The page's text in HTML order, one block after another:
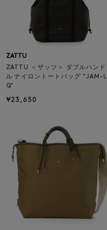
ZATTU
ZATTU ＜ザッツ＞ ダブルハンド
ル ナイロントートバッグ "JAM-L
Q"
¥23,650